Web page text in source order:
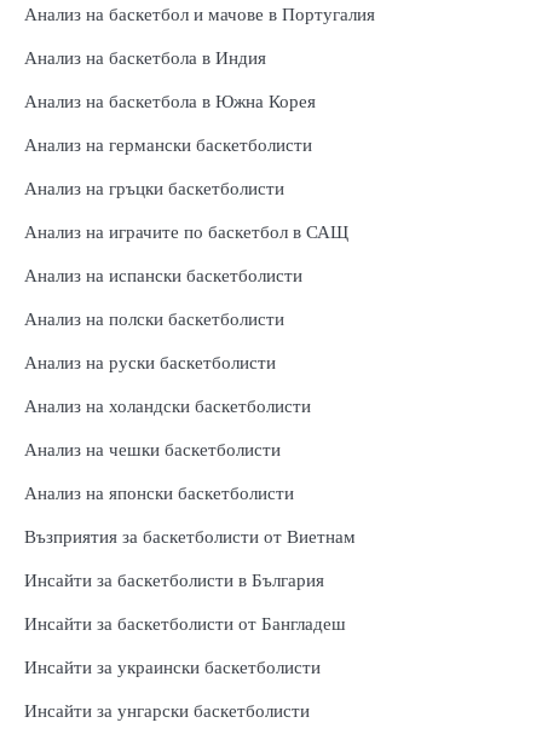
Анализ на баскетбол и мачове в Португалия
Анализ на баскетбола в Индия
Анализ на баскетбола в Южна Корея
Анализ на германски баскетболисти
Анализ на гръцки баскетболисти
Анализ на играчите по баскетбол в САЩ
Анализ на испански баскетболисти
Анализ на полски баскетболисти
Анализ на руски баскетболисти
Анализ на холандски баскетболисти
Анализ на чешки баскетболисти
Анализ на японски баскетболисти
Възприятия за баскетболисти от Виетнам
Инсайти за баскетболисти в България
Инсайти за баскетболисти от Бангладеш
Инсайти за украински баскетболисти
Инсайти за унгарски баскетболисти